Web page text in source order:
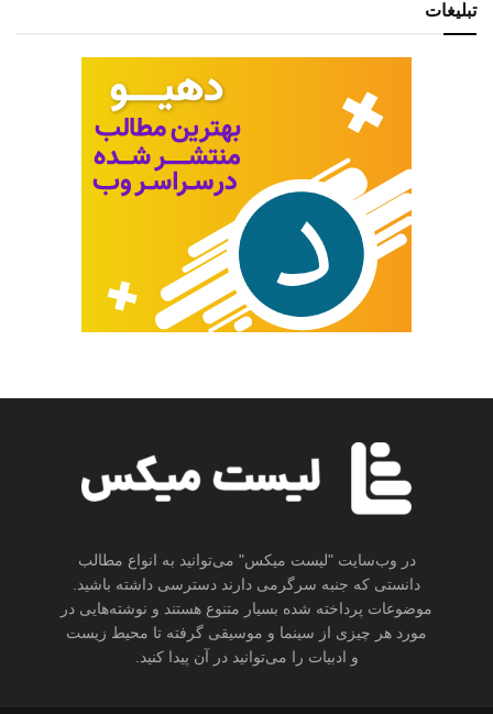
تبلیغات
در وب‌سایت "لیست میکس" می‌توانید به انواع مطالب
دانستی که جنبه سرگرمی دارند دسترسی داشته باشید.
موضوعات پرداخته شده بسیار متنوع هستند و نوشته‌هایی در
مورد هر چیزی از سینما و موسیقی گرفته تا محیط زیست
و ادبیات را می‌توانید در آن پیدا کنید.